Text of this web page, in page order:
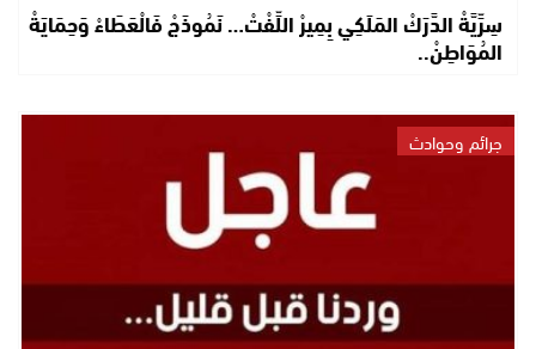
سِرِّيَّةْ الدَّرَكْ المَلَكِي بِمِيرْ اللِّفْتْ… نَمُوذَجْ فَالْعَطَاءْ وَحِمَايَةْ
المُوَاطِنْ..
جرائم وحوادث